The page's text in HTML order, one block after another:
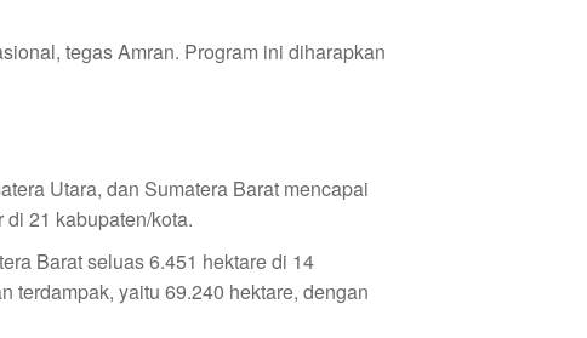
tegas Amran. Program ini diharapkan
Utara, dan Sumatera Barat mencapai
21 kabupaten/kota.
Barat seluas 6.451 hektare di 14
terdampak, yaitu 69.240 hektare, dengan